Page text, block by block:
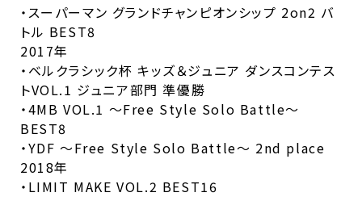
・スーパーマン グランドチャンピオンシップ 2on2 バ
トル BEST8
2017年
・ベルクラシック杯 キッズ＆ジュニア ダンスコンテス
トVOL.1 ジュニア部門 準優勝
・4MB VOL.1 〜Free Style Solo Battle〜
BEST8
・YDF 〜Free Style Solo Battle〜 2nd place
2018年
・LIMIT MAKE VOL.2 BEST16